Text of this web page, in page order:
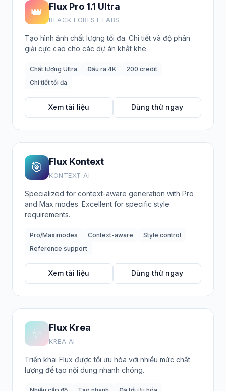
👑 Flux Pro 1.1 Ultra
BLACK FOREST LABS
Tạo hình ảnh chất lượng tối đa. Chi tiết và độ phân
giải cực cao cho các dự án khắt khe.
Chất lượng Ultra Đầu ra 4K
200 credit
Chi tiết tối đa
Xem tài liệu Dùng thử ngay
🎯 Flux Kontext
KONTEXT AI
Specialized for context-aware generation with Pro
and Max modes. Excellent for specific style
requirements.
Pro/Max modes Context-aware
Style control
Reference support
Xem tài liệu Dùng thử ngay
✨ Flux Krea
KREA AI
Triển khai Flux được tối ưu hóa với nhiều mức chất
lượng để tạo nội dung nhanh chóng.